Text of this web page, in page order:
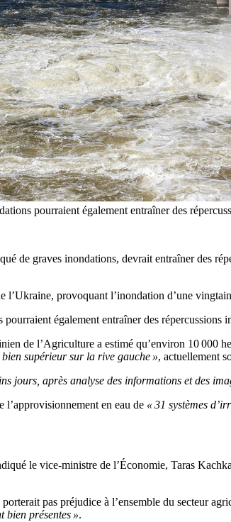
pourraient également entraîner des
de graves inondations, devrait entraîner des
l’Ukraine, provoquant l’inondation d’une
également entraîner des
de l’Agriculture a estimé qu’environ 10 000
bien supérieur sur la rive gauche », actuellement
jours, après analyse des informations et des
l’approvisionnement en eau de « 31 systèmes
le vice-ministre de l’Économie, Taras
pas préjudice à l’ensemble du secteur
bien présentes ».